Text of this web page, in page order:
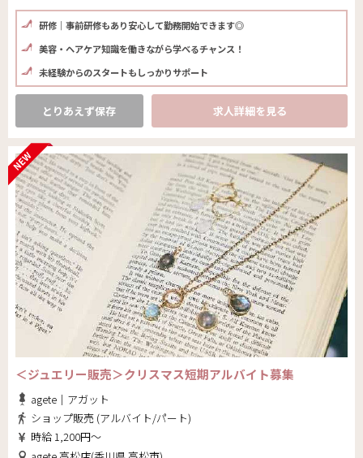
研修｜事前研修もあり安心して勤務開始できます◎
美容・ヘアケア知識を働きながら学べるチャンス！
未経験からのスタートもしっかりサポート
とりあえず保存 求人詳細を見る
＜ジュエリー販売＞クリスマス短期アルバイト募集
agete｜アガット
ショップ販売 (アルバイト/パート)
時給 1,200円～